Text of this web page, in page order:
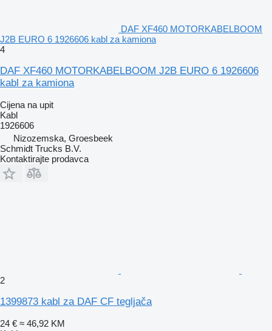
DAF XF460 MOTORKABELBOOM
J2B EURO 6 1926606 kabl za kamiona
4
DAF XF460 MOTORKABELBOOM J2B EURO 6 1926606
kabl za kamiona
Cijena na upit
Kabl
1926606
Nizozemska, Groesbeek
Schmidt Trucks B.V.
Kontaktirajte prodavca
2
1399873 kabl za DAF CF tegljača
24 € ≈ 46,92 KM